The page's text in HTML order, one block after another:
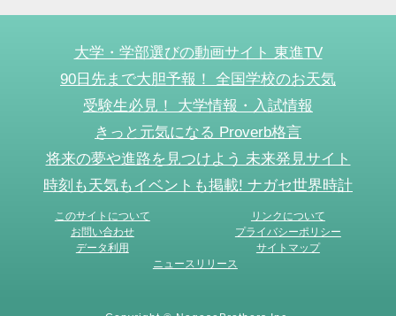
大学・学部選びの動画サイト 東進TV
90日先まで大胆予報！ 全国学校のお天気
受験生必見！ 大学情報・入試情報
きっと元気になる Proverb格言
将来の夢や進路を見つけよう 未来発見サイト
時刻も天気もイベントも掲載! ナガセ世界時計
このサイトについて
リンクについて
お問い合わせ
プライバシーポリシー
データ利用
サイトマップ
ニュースリリース